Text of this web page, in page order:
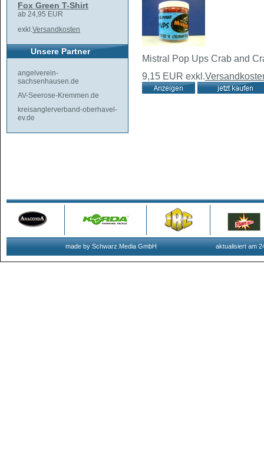
Fox Green T-Shirt
ab 24,95 EUR
exkl.Versandkosten
Unsere Partner
angelverein-
sachsenhausen.de
AV-Seerose-Kremmen.de
kreisanglerverband-oberhavel-
ev.de
Mistral Pop Ups Crab and
9,15 EUR exkl.
made by Schwarz.Media GmbH aktualisiert am